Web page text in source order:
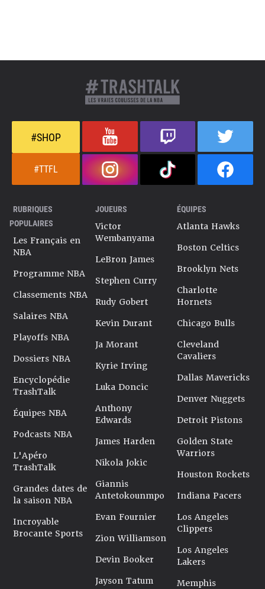
#SHOP
#TTFL
RUBRIQUES
POPULAIRES
Les Français en
NBA
Programme NBA
Classements NBA
Salaires NBA
Playoffs NBA
Dossiers NBA
Encyclopédie
TrashTalk
Équipes NBA
Podcasts NBA
L'Apéro
TrashTalk
Grandes dates de
la saison NBA
Incroyable
Brocante Sports
JOUEURS
Victor
Wembanyama
LeBron James
Stephen Curry
Rudy Gobert
Kevin Durant
Ja Morant
Kyrie Irving
Luka Doncic
Anthony
Edwards
James Harden
Nikola Jokic
Giannis
Antetokounmpo
Evan Fournier
Zion Williamson
Devin Booker
Jayson Tatum
ÉQUIPES
Atlanta Hawks
Boston Celtics
Brooklyn Nets
Charlotte
Hornets
Chicago Bulls
Cleveland
Cavaliers
Dallas Mavericks
Denver Nuggets
Detroit Pistons
Golden State
Warriors
Houston Rockets
Indiana Pacers
Los Angeles
Clippers
Los Angeles
Lakers
Memphis